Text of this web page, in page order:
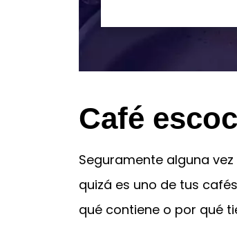
Café
Seguramente alguna
quizá es uno de tus
qué contiene o por qué